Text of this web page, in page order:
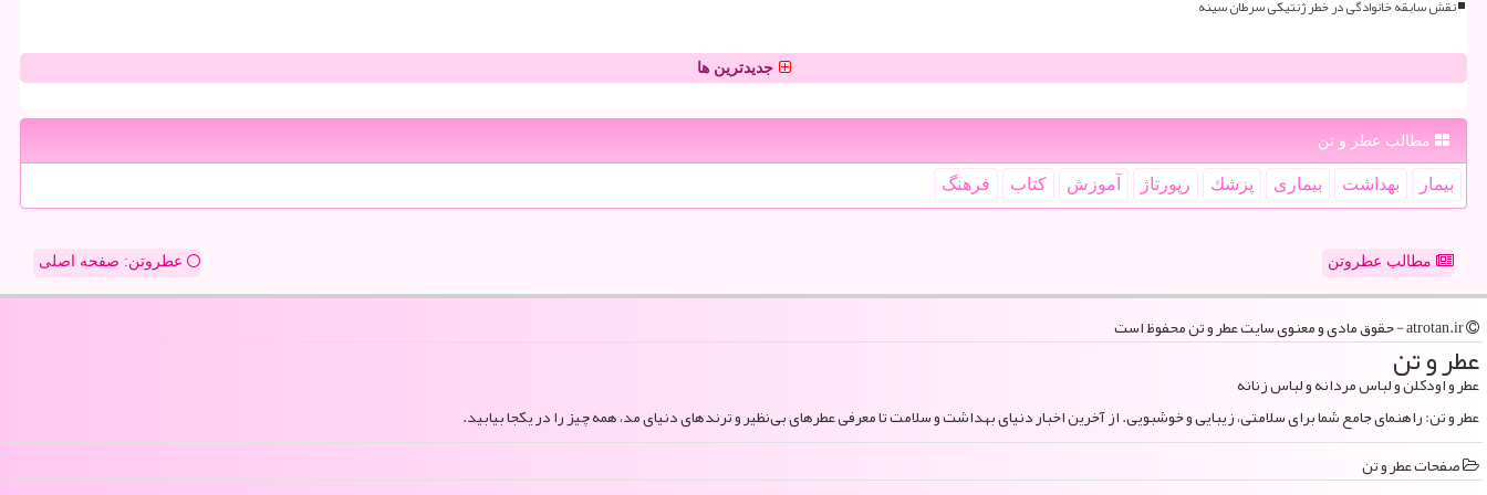
نقش سابقه خانوادگی در خطر ژنتیکی سرطان سینه
جدیدترین ها
مطالب عطر و تن
بیمار بهداشت بیماری پزشك رپورتاژ آموزش كتاب فرهنگ
مطالب عطروتن عطروتن: صفحه اصلی
عطر و تن
عطر و اودکلن و لباس مردانه و لباس زنانه
عطر و تن: راهنمای جامع شما برای سلامتی، زیبایی و خوشبویی. از آخرین اخبار دنیای بهداشت و سلامت تا معرفی عطرهای بی‌نظیر و ترندهای دنیای مد، همه چیز را در یکجا بیابید.
صفحات عطر و تن